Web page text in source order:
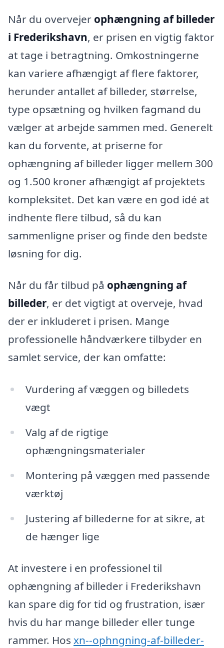
Når du overvejer ophængning af billeder
i Frederikshavn, er prisen en vigtig faktor
at tage i betragtning. Omkostningerne
kan variere afhængigt af flere faktorer,
herunder antallet af billeder, størrelse,
type opsætning og hvilken fagmand du
vælger at arbejde sammen med. Generelt
kan du forvente, at priserne for
ophængning af billeder ligger mellem 300
og 1.500 kroner afhængigt af projektets
kompleksitet. Det kan være en god idé at
indhente flere tilbud, så du kan
sammenligne priser og finde den bedste
løsning for dig.
Når du får tilbud på ophængning af
billeder, er det vigtigt at overveje, hvad
der er inkluderet i prisen. Mange
professionelle håndværkere tilbyder en
samlet service, der kan omfatte:
Vurdering af væggen og billedets
vægt
Valg af de rigtige
ophængningsmaterialer
Montering på væggen med passende
værktøj
Justering af billederne for at sikre, at
de hænger lige
At investere i en professionel til
ophængning af billeder i Frederikshavn
kan spare dig for tid og frustration, især
hvis du har mange billeder eller tunge
rammer. Hos xn--ophngning-af-billeder-